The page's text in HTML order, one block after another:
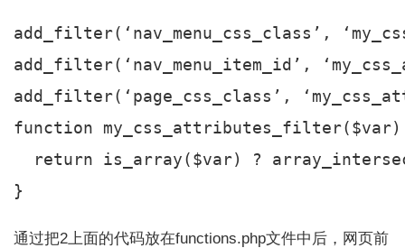
add_filter(‘nav_menu_css_class’,
add_filter(‘nav_menu_item_id’,
add_filter(‘page_css_class’,
function
return is_array($var) ?
通过把2上面的代码放在functions.php文件中后，网页前